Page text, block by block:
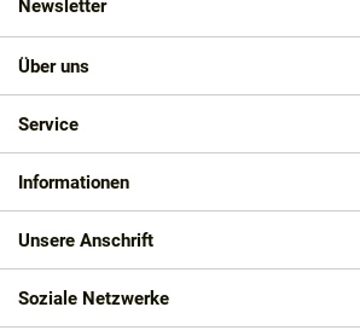
Newsletter
Über uns
Service
Informationen
Unsere Anschrift
Soziale Netzwerke